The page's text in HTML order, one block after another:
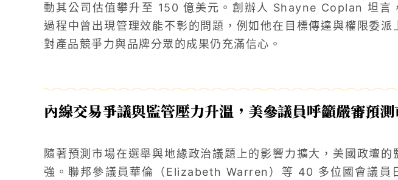
動其公司估值攀升至 150 億美元。創辦人 Shayne Coplan 坦言
過程中曾出現管理效能不彰的問題，例如他在目標傳達與權限委派
對產品競爭力與品牌分眾的成果仍充滿信心。
內線交易爭議與監管壓力升溫，美參議員呼籲嚴審預
隨著預測市場在選舉與地緣政治議題上的影響力擴大，美國政壇的
強。聯邦參議員華倫（Elizabeth Warren）等 40 多位國會議員